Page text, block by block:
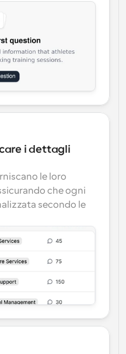
i dettagli
le loro
che ogni
secondo le